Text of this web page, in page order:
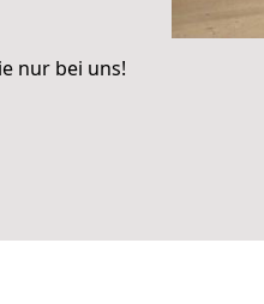
nur bei uns!